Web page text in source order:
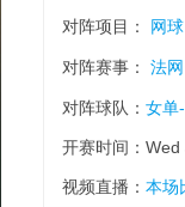
对阵项目： 网球
对阵赛事： 法网
对阵球队： 女单
开赛时间：
视频直播： 本场